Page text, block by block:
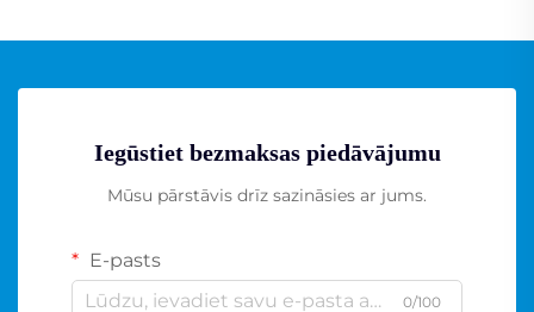
Iegūstiet bezmaksas piedāvājumu
Mūsu pārstāvis drīz sazināsies ar jums.
E-pasts
0/100